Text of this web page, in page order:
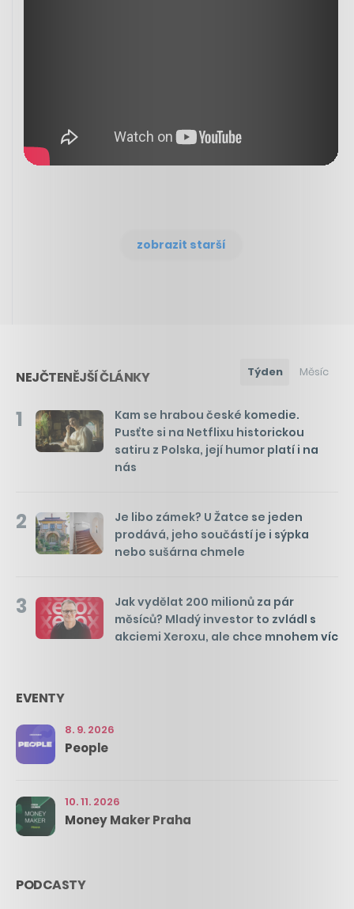
zobrazit starší
NEJČTENĚJŠÍ ČLÁNKY Týden Měsíc
1
Kam se hrabou české komedie.
Pusťte si na Netflixu historickou
satiru z Polska, její humor platí i na
nás
2
Je libo zámek? U Žatce se jeden
prodává, jeho součástí je i sýpka
nebo sušárna chmele
3
Jak vydělat 200 milionů za pár
měsíců? Mladý investor to zvládl s
akciemi Xeroxu, ale chce mnohem víc
EVENTY
8. 9. 2026
People
10. 11. 2026
Money Maker Praha
PODCASTY